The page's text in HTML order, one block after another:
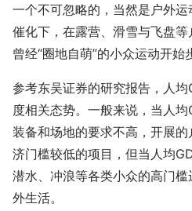
一个不可忽略的，当然是户外
催化下，在露营、滑雪与飞盘等
曾经“圈地自萌”的小众运动开始
参考东吴证券的研究报告，人
度相关态势。一般来说，当人
装备和场地的要求不高，开展
济门槛较低的项目，但当人均
潜水、冲浪等各类小众的高门
外生活。